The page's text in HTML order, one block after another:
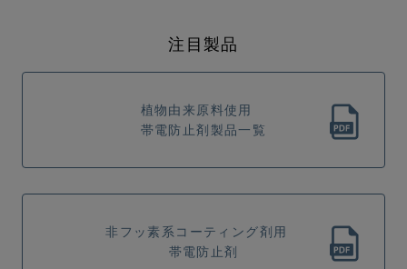
注目製品
植物由来原料使用
帯電防止剤製品一覧
非フッ素系コーティング剤用
帯電防止剤